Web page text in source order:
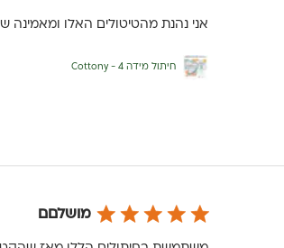
אני נהנת מהטיטולים האלו ומאמינה
חיתול מידה 4 - Cottony
מושלםם